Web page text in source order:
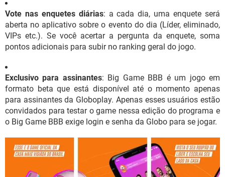
Vote nas enquetes diárias: a cada dia, uma enquete será
aberta no aplicativo sobre o evento do dia (Líder, eliminado,
VIPs etc.). Se você acertar a pergunta da enquete, soma
pontos adicionais para subir no ranking geral do jogo.
Exclusivo para assinantes: Big Game BBB é um jogo em
formato beta que está disponível até o momento apenas
para assinantes da Globoplay. Apenas esses usuários estão
convidados para testar o game nessa edição do programa e
o Big Game BBB exige login e senha da Globo para se jogar.